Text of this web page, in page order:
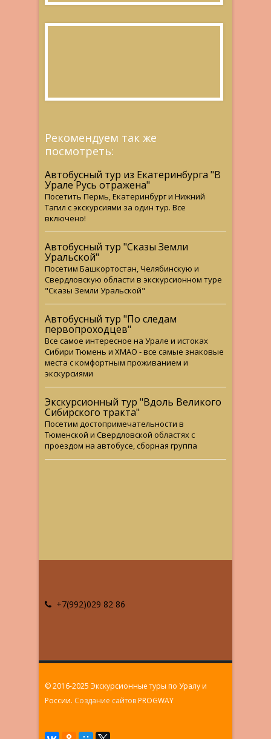
Рекомендуем так же
посмотреть:
Автобусный тур из Екатеринбурга "В
Урале Русь отражена"
Посетить Пермь, Екатеринбург и Нижний
Тагил с экскурсиями за один тур. Все
включено!
Автобусный тур "Сказы Земли
Уральской"
Посетим Башкортостан, Челябинскую и
Свердловскую области в экскурсионном туре
"Сказы Земли Уральской"
Автобусный тур "По следам
первопроходцев"
Все самое интересное на Урале и истоках
Сибири Тюмень и ХМАО - все самые знаковые
места с комфортным проживанием и
экскурсиями
Экскурсионный тур "Вдоль Великого
Сибирского тракта"
Посетим достопримечательности в
Тюменской и Свердловской областях с
проездом на автобусе, сборная группа
+7(992)029 82 86
© 2016-2025 Экскурсионные туры по Уралу и
России. Создание сайтовPROGWAY